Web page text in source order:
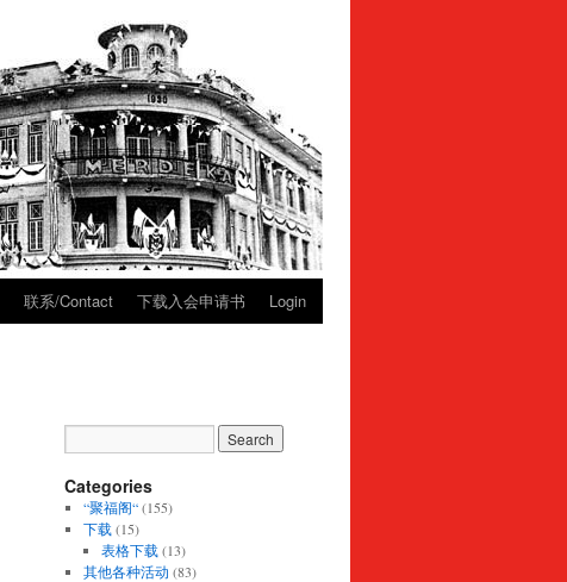
联系/Contact 下载入会申请书 Login
Categories
“聚福阁“(155)
下载(15)
表格下载(13)
其他各种活动 (83)